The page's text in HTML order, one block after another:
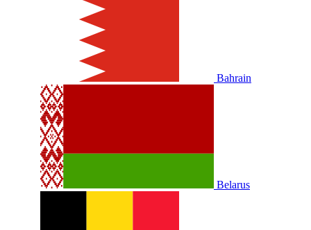
Bahrain
Belarus